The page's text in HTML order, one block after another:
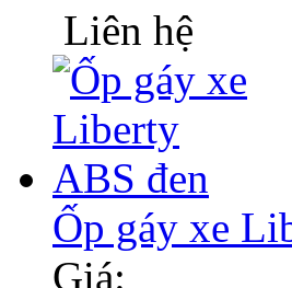
Liên hệ
Ốp gáy xe
Giá: